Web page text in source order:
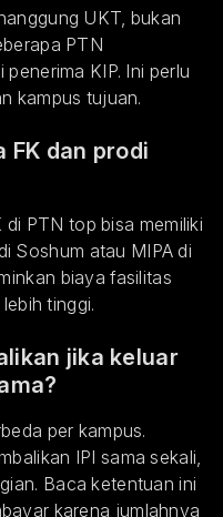
UKT, bukan
PTN
KIP. Ini perlu
kampus tujuan.
FK dan prodi
PTN top bisa memiliki
Soshum atau MIPA di
biaya fasilitas
tinggi.
jika keluar
per kampus.
IPI sama sekali,
Baca ketentuan ini
karena jumlahnya